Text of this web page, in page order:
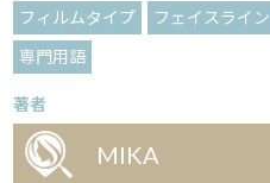
フィルムタイプ
フェイスライン
専門用語
著者
MIKA